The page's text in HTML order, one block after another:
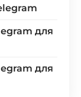
для
для